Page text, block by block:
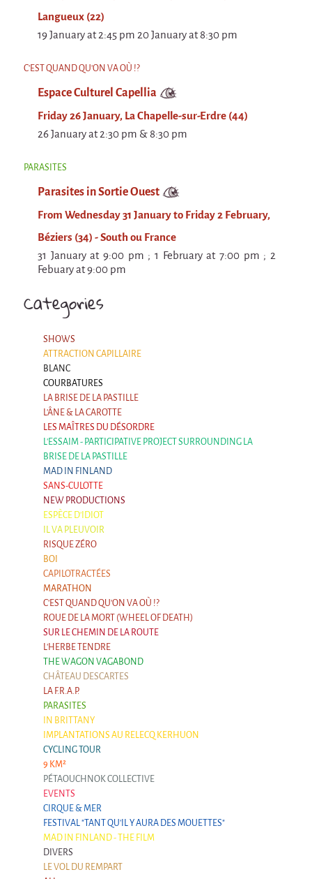
Parasites
In Brittany
Territorial projects
On-site projects
Générations Cirque
La Première Fois - The First Time
Implantations au Relecq Kerhuon
Dédoublez-moi
Mobile projects
Cycling tour
9 km²
Events
Cirque & Mer
Cirque & Mer 2017- The little one
Previous editions
Festival "Tant qu'il y aura des Mouettes"
What's this?
Previous years
International
The approach
MOST - A bridge between Warmia-Mazuria
and Bretagne
Argentina & Chile
Travel diaries
Galapiat's Travels Blog
Categories
SHOWS
ATTRACTION CAPILLAIRE
BLANC
COURBATURES
LA BRISE DE LA PASTILLE
L'ÂNE & LA CAROTTE
LES MAÎTRES DU DÉSORDRE
L'ESSAIM - PARTICIPATIVE PROJECT SURROUNDING LA
BRISE DE LA PASTILLE
MAD IN FINLAND
SANS-CULOTTE
NEW PRODUCTIONS
ESPÈCE D'IDIOT
IL VA PLEUVOIR
RISQUE ZÉRO
BOI
CAPILOTRACTÉES
MARATHON
C'EST QUAND QU'ON VA OÙ !?
ROUE DE LA MORT (WHEEL OF DEATH)
SUR LE CHEMIN DE LA ROUTE
L'HERBE TENDRE
THE WAGON VAGABOND
CHÂTEAU DESCARTES
LA F.R.A.P.
PARASITES
IN BRITTANY
IMPLANTATIONS AU RELECQ KERHUON
CYCLING TOUR
9 KM²
PÉTAOUCHNOK COLLECTIVE
EVENTS
CIRQUE & MER
FESTIVAL "TANT QU'IL Y AURA DES MOUETTES"
MAD IN FINLAND - THE FILM
DIVERS
LE VOL DU REMPART
Langueux (22)
19 January at 2:45 pm 20 January at 8:30 pm
C'EST QUAND QU'ON VA OÙ !?
Espace Culturel Capellia
Friday 26 January, La Chapelle-sur-Erdre (44)
26 January at 2:30 pm & 8:30 pm
PARASITES
Parasites in Sortie Ouest
From Wednesday 31 January to Friday 2 February,
Béziers (34) - South ou France
31 January at 9:00 pm ; 1 February at 7:00 pm ; 2
Febuary at 9:00 pm